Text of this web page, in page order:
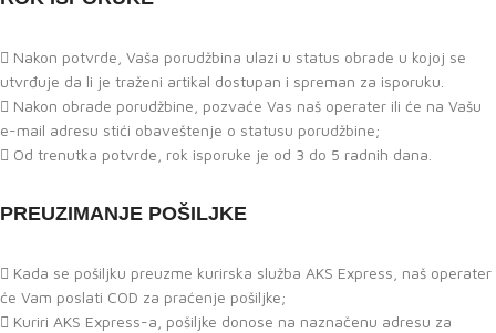
Nakon potvrde, Vaša porudžbina ulazi u status obrade u kojoj se
utvrđuje da li je traženi artikal dostupan i spreman za isporuku.
Nakon obrade porudžbine, pozvaće Vas naš operater ili će na Vašu
e-mail adresu stići obaveštenje o statusu porudžbine;
Od trenutka potvrde, rok isporuke je od 3 do 5 radnih dana.
PREUZIMANJE POŠILJKE
Kada se pošiljku preuzme kurirska služba AKS Express, naš operater
će Vam poslati COD za praćenje pošiljke;
Kuriri AKS Express-a, pošiljke donose na naznačenu adresu za